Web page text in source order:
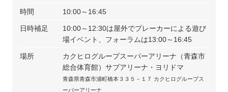
時間 10:00～16:45
日時補足
10:00～12:30は屋外でプレーカーによる遊び
場イベント、フォーラムは13:00～16:45
場所
カクヒログループスーパーアリーナ（青森市
総合体育館）サブアリーナ・ヨリドマ
青森県青森市浦町橋本３３５－１７ カクヒログループス
ーパーアリーナ